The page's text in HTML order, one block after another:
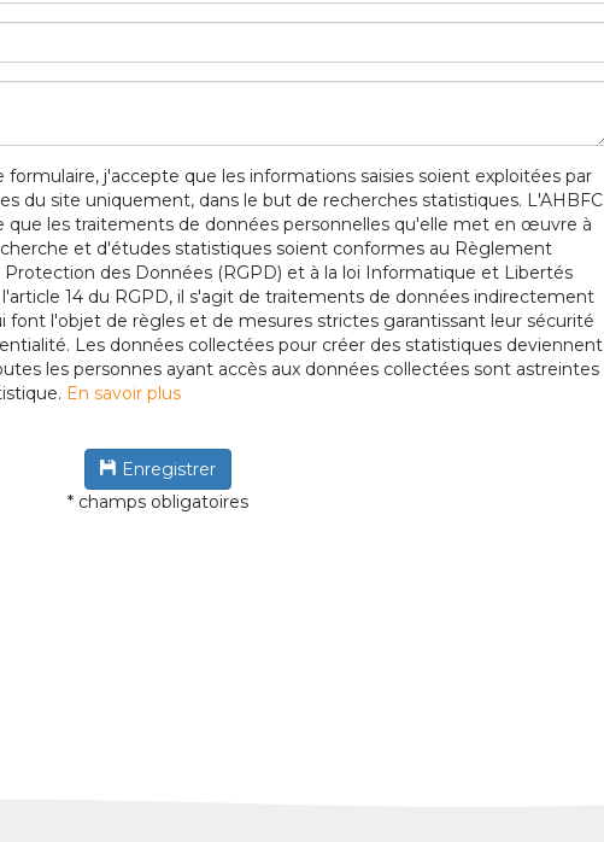
formulaire, j'accepte que les informations saisies soient exploitées par
du site uniquement, dans le but de recherches statistiques. L'AHBFC
que les traitements de données personnelles qu'elle met en œuvre à
et d'études statistiques soient conformes au Règlement
Protection des Données (RGPD) et à la loi Informatique et Libertés
l'article 14 du RGPD, il s'agit de traitements de données indirectement
font l'objet de règles et de mesures strictes garantissant leur sécurité
Les données collectées pour créer des statistiques deviennent
les personnes ayant accès aux données collectées sont astreintes
En savoir plus
Enregistrer